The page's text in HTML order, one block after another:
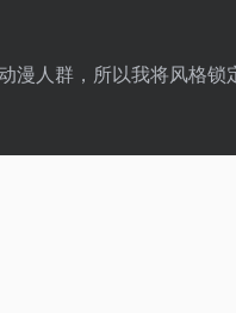
漫人群，所以我将风格锁